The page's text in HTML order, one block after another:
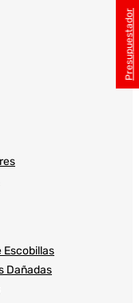
Escobillas
Dañadas
Presupuestador